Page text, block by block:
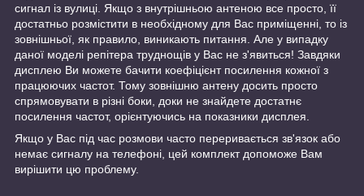
сигнал із вулиці. Якщо з внутрішньою антеною все просто, її
достатньо розмістити в необхідному для Вас приміщенні, то із
зовнішньої, як правило, виникають питання. Але у випадку
даної моделі репітера труднощів у Вас не з'явиться! Завдяки
дисплею Ви можете бачити коефіцієнт посилення кожної з
працюючих частот. Тому зовнішню антену досить просто
спрямовувати в різні боки, доки не знайдете достатнє
посилення частот, орієнтуючись на показники дисплея.
Якщо у Вас під час розмови часто переривається зв'язок або
немає сигналу на телефоні, цей комплект допоможе Вам
вирішити цю проблему.